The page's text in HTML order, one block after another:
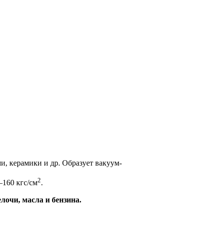
керамики и др. Образует вакуум-
кгс/см2.
масла и бензина.